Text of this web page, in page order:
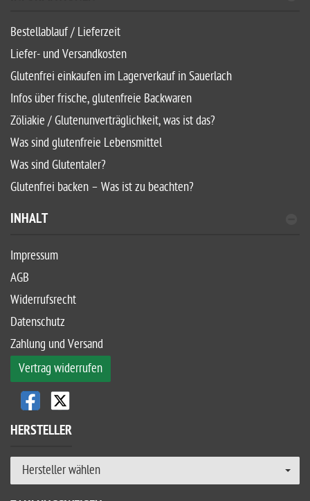
Bestellablauf / Lieferzeit
Liefer- und Versandkosten
Glutenfrei einkaufen im Lagerverkauf in Sauerlach
Infos über frische, glutenfreie Backwaren
Zöliakie / Glutenunverträglichkeit, was ist das?
Was sind glutenfreie Lebensmittel
Was sind Glutentaler?
Glutenfrei backen – Was ist zu beachten?
INHALT
Impressum
AGB
Widerrufsrecht
Datenschutz
Zahlung und Versand
Vertrag widerrufen
HERSTELLER
Hersteller wählen